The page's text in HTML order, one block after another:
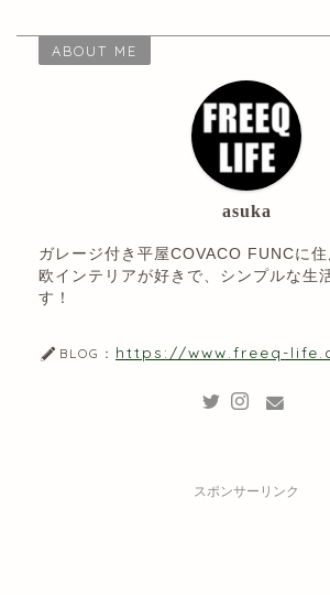
ABOUT ME
asuka
ガレージ付き平屋COVACO FUNCに
欧インテリアが好きで、シンプルな生
す！
BLOG： https://www.freeq-
スポンサーリンク